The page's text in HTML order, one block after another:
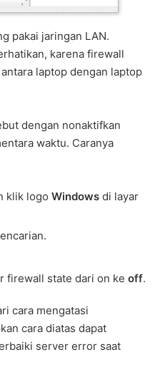
pakai jaringan LAN.
karena firewall
laptop dengan laptop
dengan nonaktifkan
waktu. Caranya
klik logo Windows di layar
firewall state dari on ke off.
cara mengatasi
cara diatas dapat
server error saat